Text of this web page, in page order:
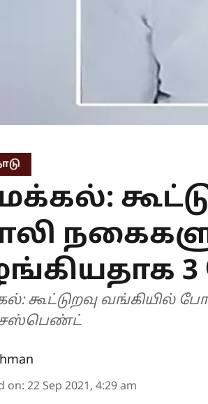
கூட்டுறவு வங்கியில்
சஸ்பெண்ட்
on: 22 Sep 2021, 4:29 am